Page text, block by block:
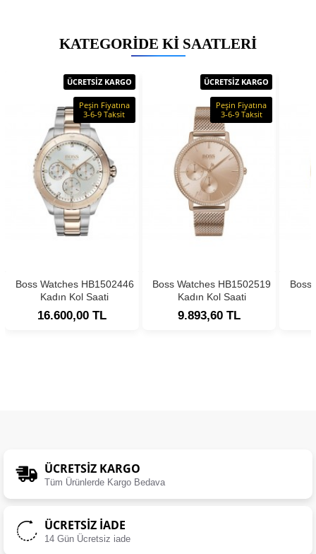
KATEGORIDE KI SAATLERI
ÜCRETSİZ KARGO
Peşin Fiyatına
3-6-9 Taksit
Boss Watches HB1502446
Kadın Kol Saati
16.600,00 TL
ÜCRETSİZ KARGO
Peşin Fiyatına
3-6-9 Taksit
Boss Watches HB1502519
Kadın Kol Saati
9.893,60 TL
Boss
ÜCRETSIZ KARGO
Tüm Ürünlerde Kargo Bedava
ÜCRETSIZ İADE
14 Gün Ücretsiz iade